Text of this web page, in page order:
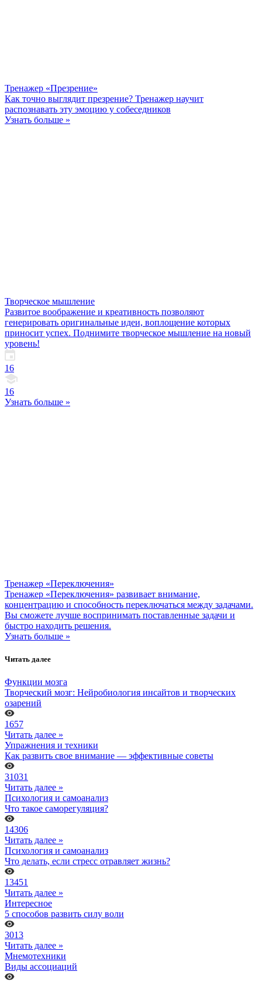
Тренажер «Презрение»
Как точно выглядит презрение? Тренажер научит
распознавать эту эмоцию у собеседников
Узнать больше »
Творческое мышление
Развитое воображение и креативность позволяют
генерировать оригинальные идеи, воплощение которых
приносит успех. Поднимите творческое мышление на новый
уровень!
16
16
Узнать больше »
Тренажер «Переключения»
Тренажер «Переключения» развивает внимание,
концентрацию и способность переключаться между задачами.
Вы сможете лучше воспринимать поставленные задачи и
быстро находить решения.
Узнать больше »
Читать далее
Функции мозга
Творческий мозг: Нейробиология инсайтов и творческих
озарений
1657
Читать далее »
Упражнения и техники
Как развить свое внимание — эффективные советы
31031
Читать далее »
Психология и самоанализ
Что такое саморегуляция?
14306
Читать далее »
Психология и самоанализ
Что делать, если стресс отравляет жизнь?
13451
Читать далее »
Интересное
5 способов развить силу воли
3013
Читать далее »
Мнемотехники
Виды ассоциаций